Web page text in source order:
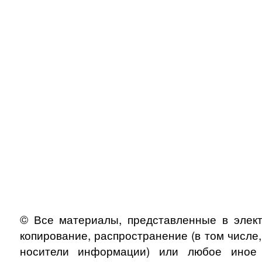
© Все материалы, представленные в
копирование, распространение (в том
носители информации) или любое иное